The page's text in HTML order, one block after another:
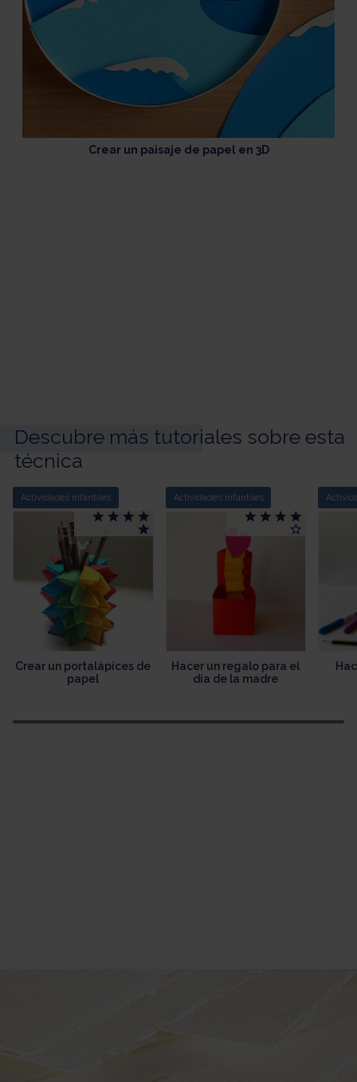
Crear un paisaje de papel en 3D
Descubre más tutoriales sobre esta
técnica
Actividades infantiles
Crear un portalápices de
papel
Actividades infantiles
Hacer un regalo para el
día de la madre